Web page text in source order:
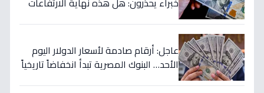
عاجل: أرقام صادمة لأسعار الدولار اليوم
الأحد… البنوك المصرية تبدأ انخفاضاً تاريخياً